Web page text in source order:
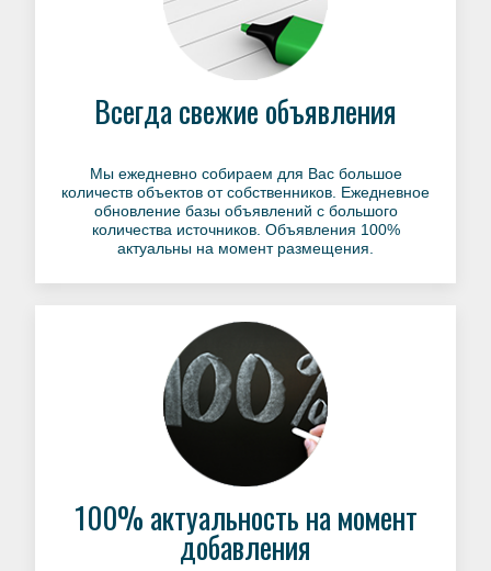
Всегда свежие объявления
Мы ежедневно собираем для Вас большое
количеств объектов от собственников. Ежедневное
обновление базы объявлений с большого
количества источников. Объявления 100%
актуальны на момент размещения.
100% актуальность на момент
добавления